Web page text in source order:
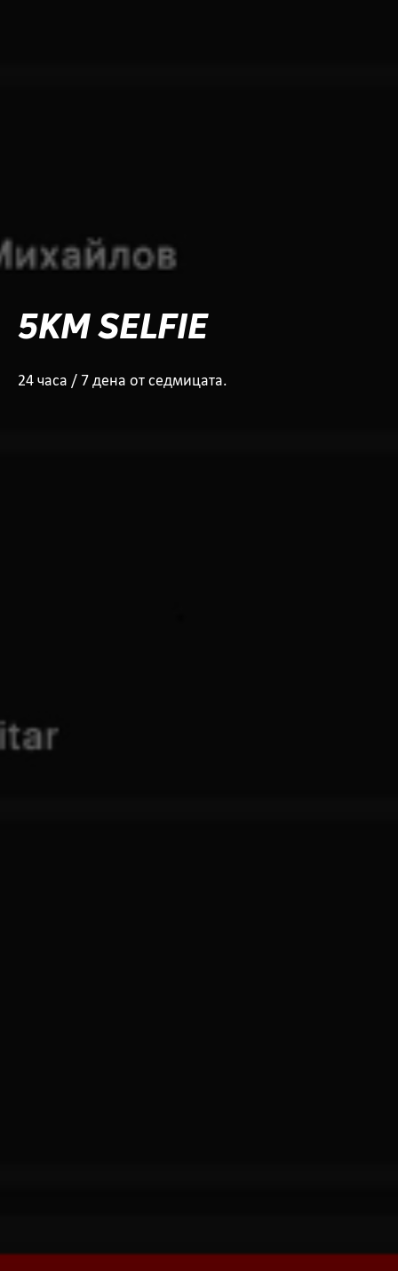
5KM SELFIE
24 часа / 7 дена от седмицата.